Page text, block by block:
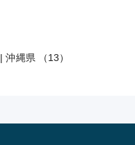
|沖縄県 （13）